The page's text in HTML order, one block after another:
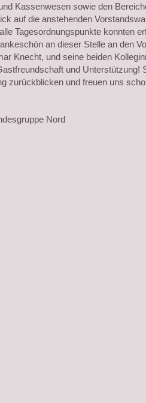
Kassenwesen sowie den
auf die anstehenden
Tagesordnungspunkte konnten
an dieser Stelle an den
Knecht, und seine beiden
und Unterstützung!
zurückblicken und freuen uns
Nord